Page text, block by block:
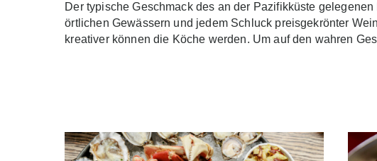
Der typische Geschmack des an der Pazifikküste
örtlichen Gewässern und jedem Schluck preisgekrönter
kreativer können die Köche werden. Um auf den wahren